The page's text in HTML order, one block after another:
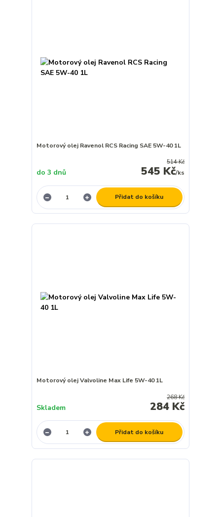
Motorový olej Ravenol RCS Racing SAE 5W-40 1L
514 Kč
545 Kč/ks
do 3 dnů
Přidat do košíku
Motorový olej Valvoline Max Life 5W-40 1L
268 Kč
284 Kč
Skladem
Přidat do košíku